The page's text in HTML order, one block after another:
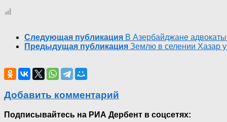
Следующая публикация В Азербайджане
Предыдущая публикация Землю в селении Хазар
Добавить комментарий
Подписывайтесь на РИА Дербент в соцсетях: